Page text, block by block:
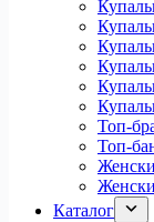
Топ-
Топ-
Каталог